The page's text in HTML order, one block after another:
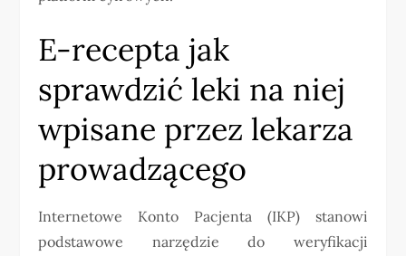
E-recepta jak
sprawdzić leki na niej
wpisane przez lekarza
prowadzącego
Internetowe Konto Pacjenta (IKP) stanowi
podstawowe narzędzie do weryfikacji